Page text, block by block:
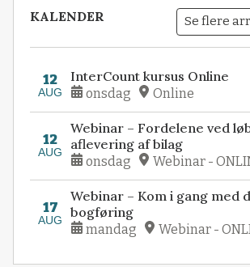
KALENDER Se flere
12
AUG
InterCount kursus Online
onsdag Online
12
AUG
Webinar – Fordelene ved
aflevering af bilag
onsdag Webinar -
17
AUG
Webinar – Kom i gang med
bogføring
mandag Webinar -